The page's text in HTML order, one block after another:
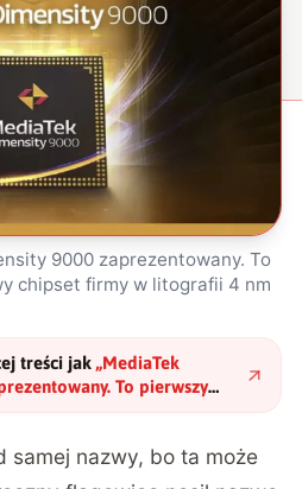
9000 zaprezentowany. To
chipset firmy w litografii 4 nm
treści jak „MediaTek
To pierwszy
w litografii 4 nm"?
samej nazwy, bo ta może